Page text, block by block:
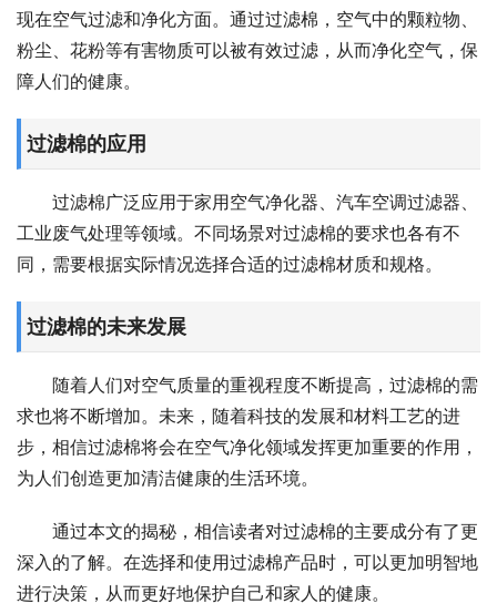
现在空气过滤和净化方面。通过过滤棉，空气中的颗粒物、
粉尘、花粉等有害物质可以被有效过滤，从而净化空气，保
障人们的健康。
过滤棉的应用
过滤棉广泛应用于家用空气净化器、汽车空调过滤器、
工业废气处理等领域。不同场景对过滤棉的要求也各有不
同，需要根据实际情况选择合适的过滤棉材质和规格。
过滤棉的未来发展
随着人们对空气质量的重视程度不断提高，过滤棉的需
求也将不断增加。未来，随着科技的发展和材料工艺的进
步，相信过滤棉将会在空气净化领域发挥更加重要的作用，
为人们创造更加清洁健康的生活环境。
通过本文的揭秘，相信读者对过滤棉的主要成分有了更
深入的了解。在选择和使用过滤棉产品时，可以更加明智地
进行决策，从而更好地保护自己和家人的健康。